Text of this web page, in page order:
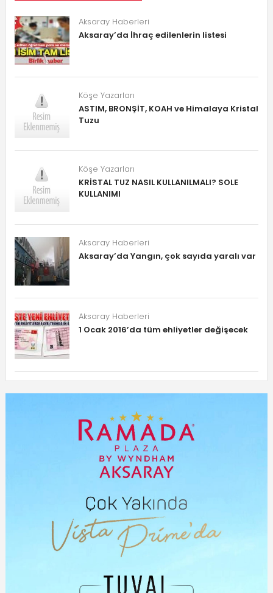
Aksaray Haberleri
Aksaray’da İhraç edilenlerin listesi
Köşe Yazarları
ASTIM, BRONŞİT, KOAH ve Himalaya Kristal
Tuzu
Köşe Yazarları
KRİSTAL TUZ NASIL KULLANILMALI? SOLE
KULLANIMI
Aksaray Haberleri
Aksaray’da Yangın, çok sayıda yaralı var
Aksaray Haberleri
1 Ocak 2016’da tüm ehliyetler değişecek